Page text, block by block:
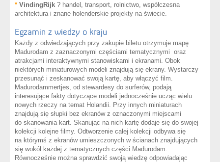
* VindingRijk ? handel, transport, rolnictwo, współczesna
architektura i znane holenderskie projekty na świecie.
Egzamin z wiedzy o kraju
Każdy z odwiedzających przy zakupie biletu otrzymuje mapę
Madurodam z zaznaczonymi częściami tematycznymi oraz
atrakcjami interaktywnymi stanowiskami i ekranami. Obok
niektórych miniaturowych modeli znajdują się ekrany. Wystarczy
przesunąć i zeskanować swoją kartę, aby włączyć film.
Madurodammertjes, od stewardesy do surferów, podają
interesujące fakty dotyczące modeli jednocześnie ucząc wielu
nowych rzeczy na temat Holandii. Przy innych miniaturach
znajdują się słupki bez ekranów z oznaczonymi miejscami
do skanowania kart. Skanując na nich kartę dodaje się do swojej
kolekcji kolejne filmy. Odtworzenie całej kolekcji odbywa się
na którymś z ekranów umieszczonych w ścianach znajdujących
się wokół każdej z tematycznych części Madurodam.
Równocześnie można sprawdzić swoją wiedzę odpowiadając